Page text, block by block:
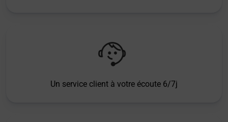
Un service client à votre écoute 6/7j